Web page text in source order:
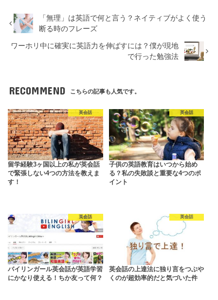
「無理」は英語で何と言う？ネイティブがよく使う
断る時のフレーズ
ワーホリ中に確実に英語力を伸ばすには？僕が現地
で行った勉強法
RECOMMEND こちらの記事も人気です。
英会話
留学経験3ヶ国以上の私が英会話
で緊張しない4つの方法を教えま
す！
英会話
子供の英語教育はいつから始め
る？私の失敗談と重要な4つのポ
イント
英会話
バイリンガール英会話が英語学習
にかなり使える！ちか友って何？
英会話
英会話の上達法に独り言をつぶや
くのが超効率的だと気づいた件